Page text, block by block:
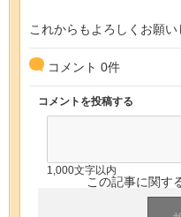
これからもよろしくお願い
コメント 0件
コメントを投稿する
1,000文字以内
この記事に関す